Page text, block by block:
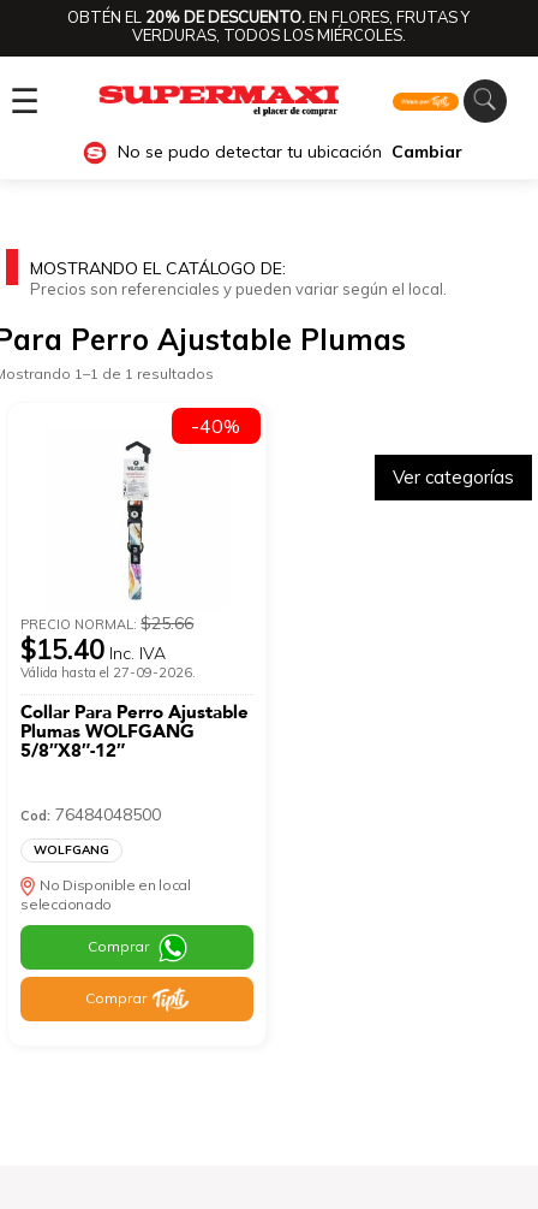
OBTÉN EL 20% DE DESCUENTO.EN FLORES, FRUTAS Y
VERDURAS, TODOS LOS MIÉRCOLES.
☰
No se pudo detectar tu ubicación Cambiar
Ver categorías
MOSTRANDO EL CATÁLOGO DE:
Precios son referenciales y pueden variar según el local.
Perro Ajustable Plumas
1–1 de 1 resultados
PRECIO NORMAL:$25.66
$15.40 Inc. IVA
Válida hasta el 27-09-2026.
Collar Para Perro Ajustable
Plumas WOLFGANG
5/8″X8″-12″
Cod: 76484048500
WOLFGANG
No Disponible en local
seleccionado
Comprar
Comprar
-40%